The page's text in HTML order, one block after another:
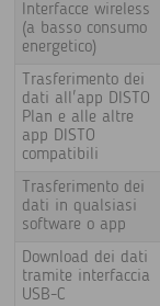
Interfacce wireless
(a basso consumo
energetico)
Trasferimento dei
dati all'app DISTO
Plan e alle altre
app DISTO
compatibili
Trasferimento dei
dati in qualsiasi
software o app
Download dei dati
tramite interfaccia
USB-C